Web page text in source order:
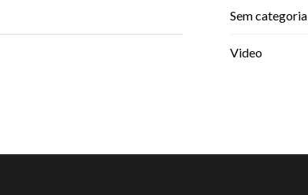
Sem categoria
Video